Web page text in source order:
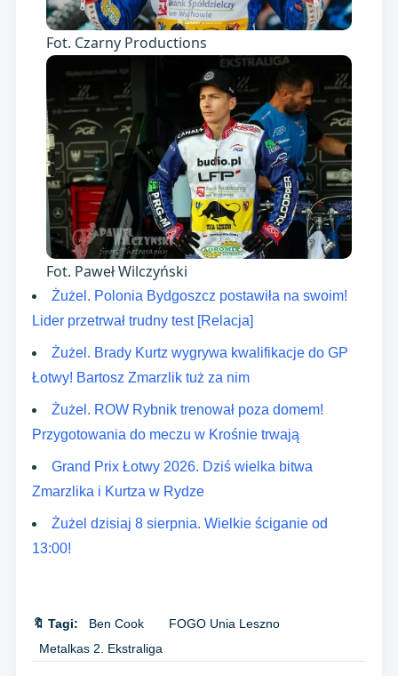
Fot. Czarny Productions
Fot. Paweł Wilczyński
Żużel. Polonia Bydgoszcz postawiła na swoim!
Lider przetrwał trudny test [Relacja]
Żużel. Brady Kurtz wygrywa kwalifikacje do GP
Łotwy! Bartosz Zmarzlik tuż za nim
Żużel. ROW Rybnik trenował poza domem!
Przygotowania do meczu w Krośnie trwają
Grand Prix Łotwy 2026. Dziś wielka bitwa
Zmarzlika i Kurtza w Rydze
Żużel dzisiaj 8 sierpnia. Wielkie ściganie od
13:00!
🔖 Tagi: Ben Cook
FOGO Unia Leszno
Metalkas 2. Ekstraliga